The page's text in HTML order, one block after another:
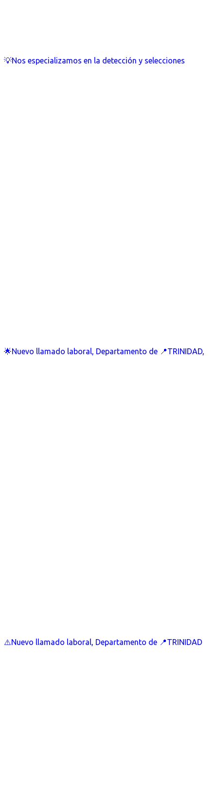
💡Nos especializamos en la detección y selecciones
🌟Nuevo llamado laboral, Departamento de 📍TRINIDAD,
⚠️Nuevo llamado laboral, Departamento de 📍TRINIDAD